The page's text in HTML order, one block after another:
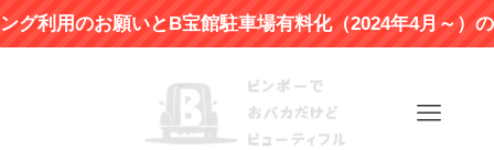
のお願いとB宝館駐車場有料化（2024年4月～）のお知ら